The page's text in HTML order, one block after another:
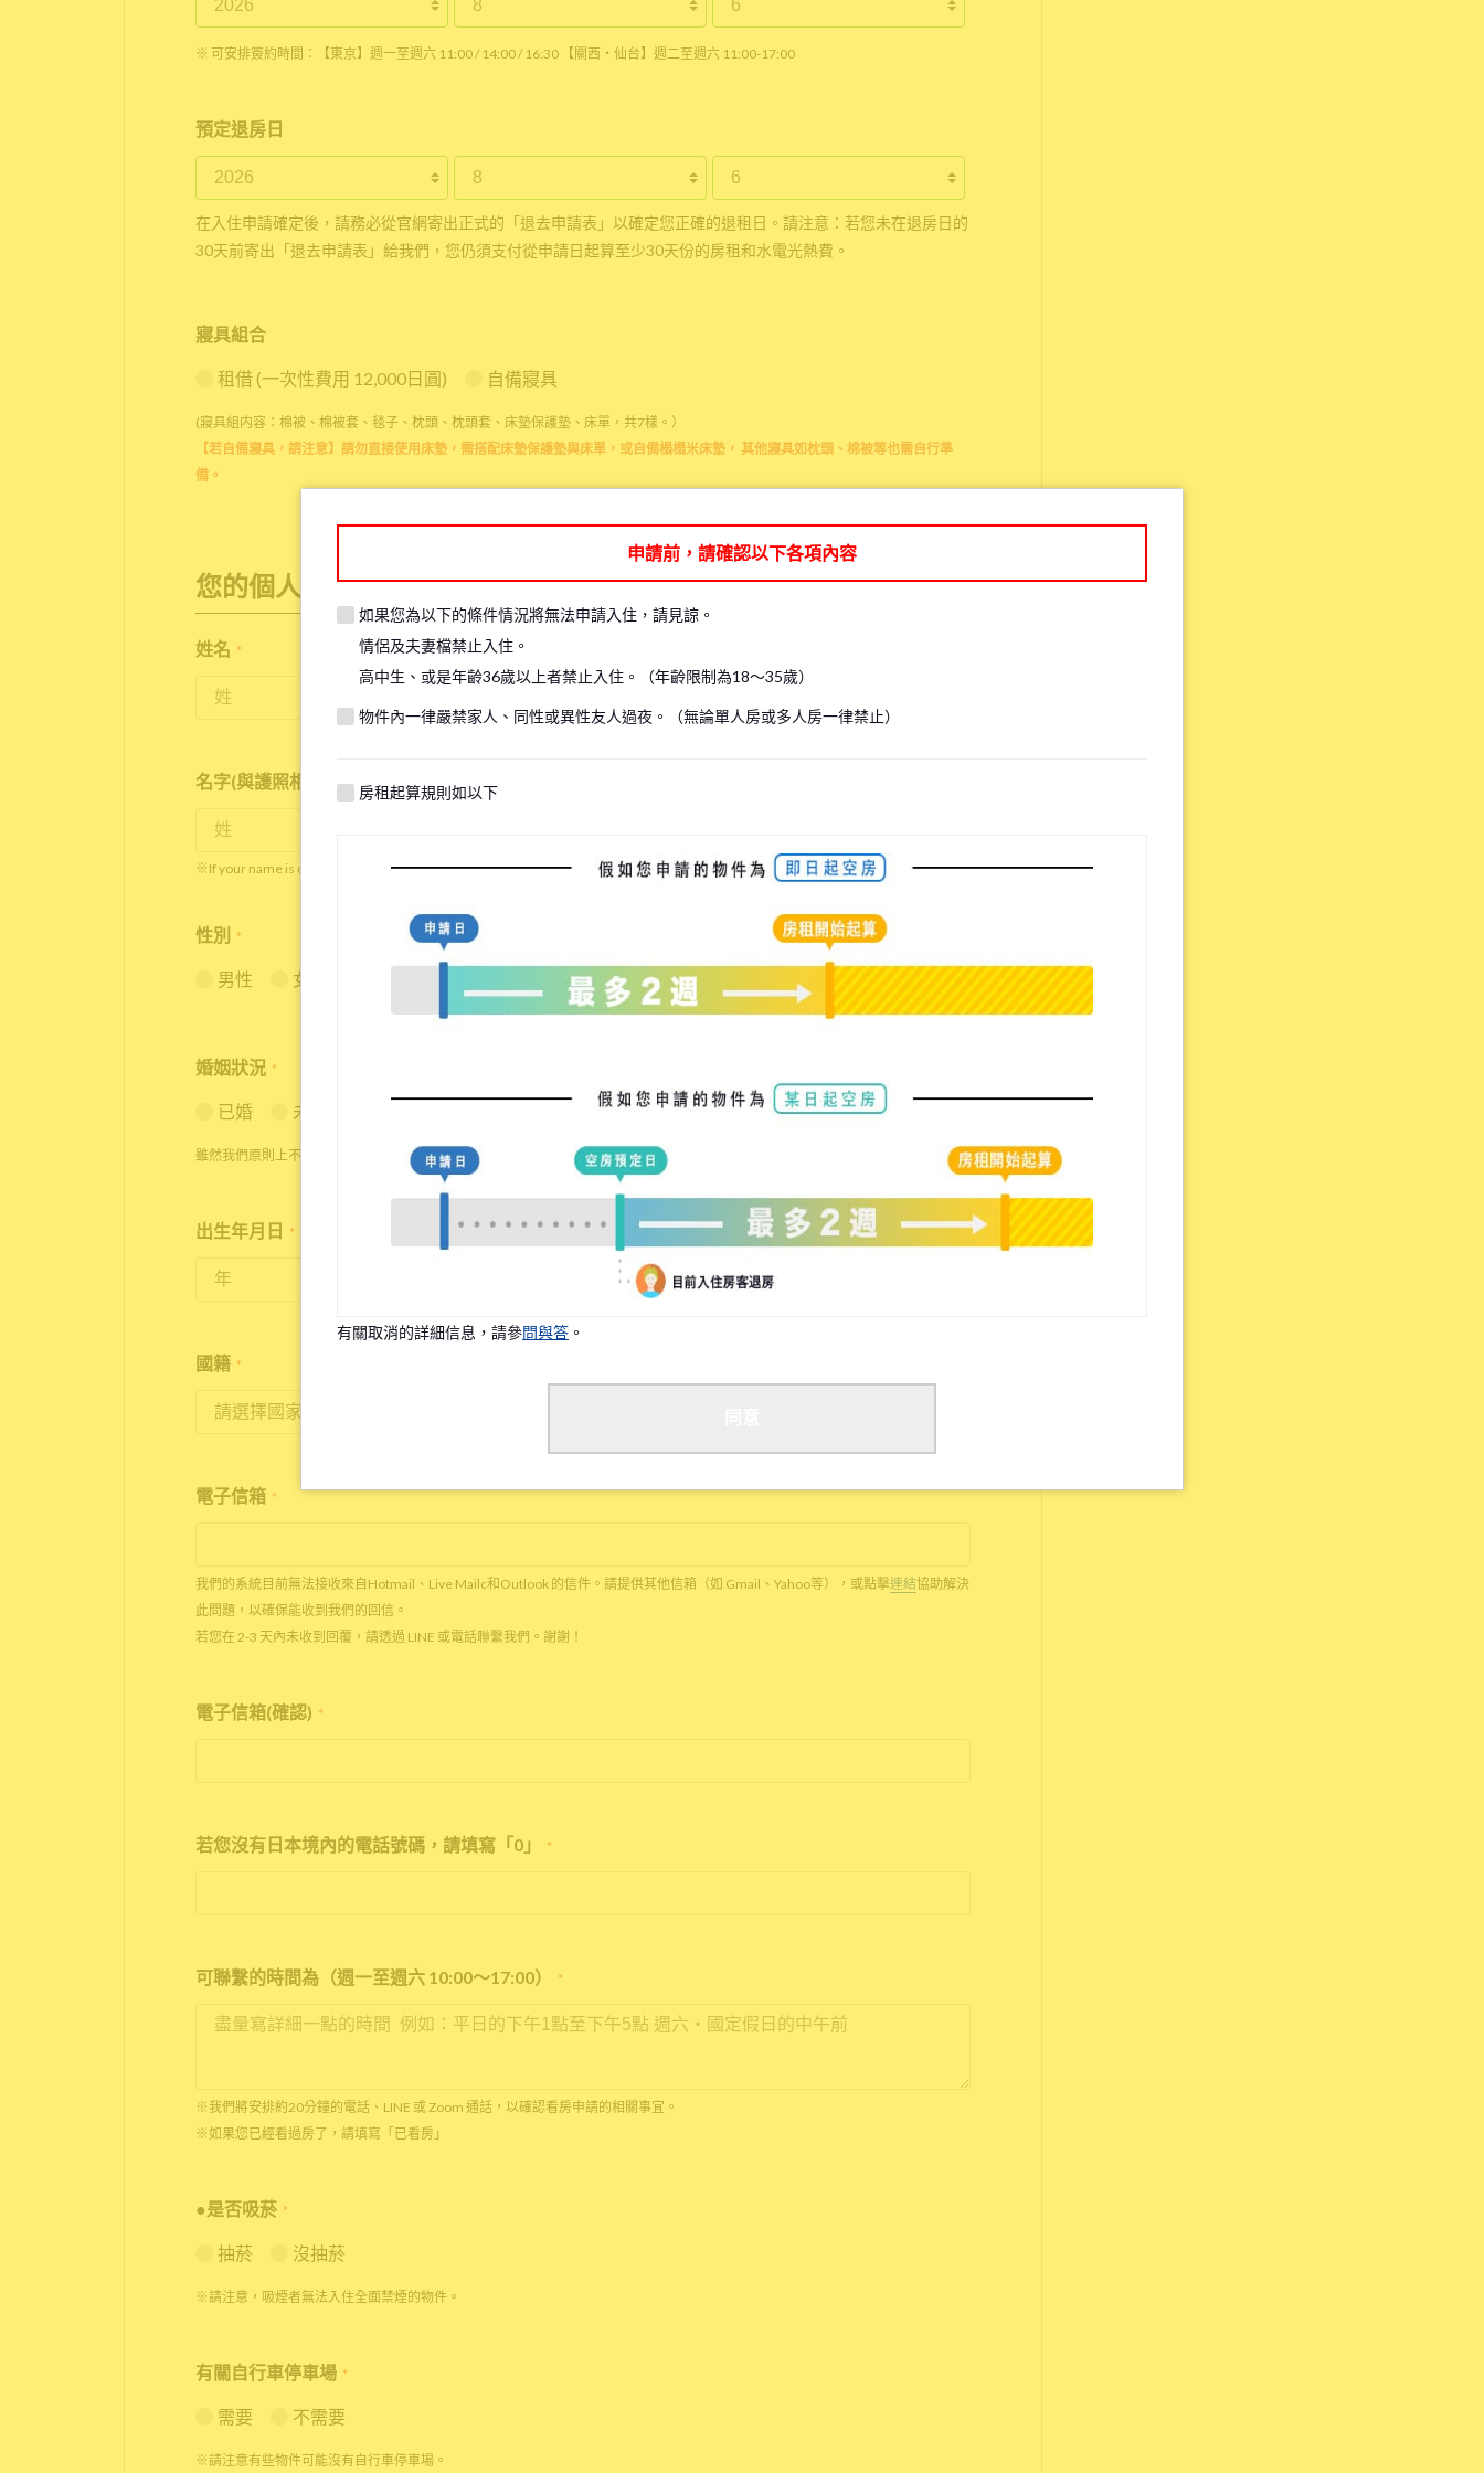
※ 可安排簽約時間：【東京】週一至週六 11:00 / 14:00 / 16:30 【關西・仙台】週二至週六 11:00-17:00
預定退房日
在入住申請確定後，請務必從官網寄出正式的「退去申請表」以確定您正確的退租日。請注意：若您未在退房日的
30天前寄出「退去申請表」給我們，您仍須支付從申請日起算至少30天份的房租和水電光熱費。
寢具組合
租借 (一次性費用 12,000日圓) 自備寢具
(寢具組内容：棉被、棉被套、毯子、枕頭、枕頭套、床墊保護墊、床單，共7樣。）
【若自備寢具，請注意】請勿直接使用床墊，需搭配床墊保護墊與床單，或自備榻榻米床墊， 其他寢具如枕頭、棉被等也需自行準
備。
您的個人資訊
姓名 *
名字(與護照相同) *
※If your name is originally spelled in roman letters, please write your name again.
性別 *
男性 女性
婚姻狀況 *
已婚 未婚
雖然我們原則上不接受已婚者的申請，但在特殊情況下，我們可能能夠安排您入住。
出生年月日 *
國籍 *
電子信箱 *
我們的系統目前無法接收來自Hotmail、Live Mailc和Outlook 的信件。請提供其他信箱（如 Gmail、Yahoo等），或點擊連結協助解決
此問題，以確保能收到我們的回信。
若您在 2-3 天內未收到回覆，請透過 LINE 或電話聯繫我們。謝謝！
電子信箱(確認) *
若您沒有日本境內的電話號碼，請填寫「0」 *
可聯繫的時間為（週一至週六 10:00～17:00） *
※我們將安排約20分鐘的電話、LINE 或 Zoom 通話，以確認看房申請的相關事宜。
※如果您已經看過房了，請填寫「已看房」
●是否吸菸 *
抽菸 沒抽菸
※請注意，吸煙者無法入住全面禁煙的物件。
有關自行車停車場 *
需要 不需要
※請注意有些物件可能沒有自行車停車場。
申請前，請確認以下各項內容
如果您為以下的條件情況將無法申請入住，請見諒。
情侶及夫妻檔禁止入住。
高中生、或是年齡36歲以上者禁止入住。（年齡限制為18～35歲）
物件內一律嚴禁家人、同性或異性友人過夜。（無論單人房或多人房一律禁止）
房租起算規則如以下
有關取消的詳細信息，請參問與答 。